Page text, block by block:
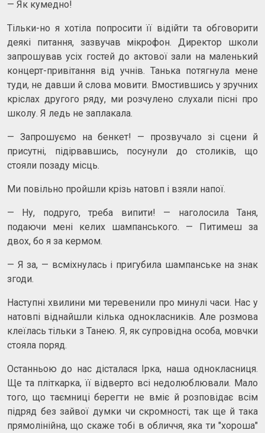
— Як кумедно!
Тільки-но я хотіла попросити її відійти та обговорити
деякі питання, зазвучав мікрофон. Директор школи
запрошував усіх гостей до актової зали на маленький
концерт-привітання від учнів. Танька потягнула мене
туди, не давши й слова мовити. Вмостившись у зручних
кріслах другого ряду, ми розчулено слухали пісні про
школу. Я ледь не заплакала.
— Запрошуємо на бенкет! — прозвучало зі сцени й
присутні, підірвавшись, посунули до столиків, що
стояли позаду місць.
Ми повільно пройшли крізь натовп і взяли напої.
— Ну, подруго, треба випити! — наголосила Таня,
подаючи мені келих шампанського. — Питимеш за
двох, бо я за кермом.
— Я за, — всміхнулась і пригубила шампанське на знак
згоди.
Наступні хвилини ми теревенили про минулі часи. Нас у
натовпі віднайшли кілька однокласників. Але розмова
клеїлась тільки з Танею. Я, як супровідна особа, мовчки
стояла поряд.
Останньою до нас дісталася Ірка, наша однокласниця.
Ще та пліткарка, її відверто всі недолюблювали. Мало
того, що таємниці берегти не вміє й розповідає всім
підряд без зайвої думки чи скромності, так ще й така
прямолінійна, що скаже тобі в обличчя, яка ти "хороша"